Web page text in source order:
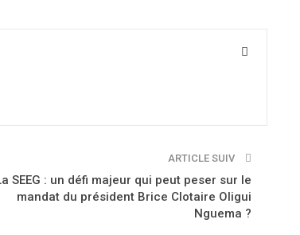
ARTICLE SUIV
SEEG : un défi majeur qui peut peser sur le
mandat du président Brice Clotaire Oligui
Nguema ?